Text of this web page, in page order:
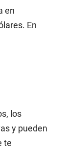
en
En
los
y pueden
te